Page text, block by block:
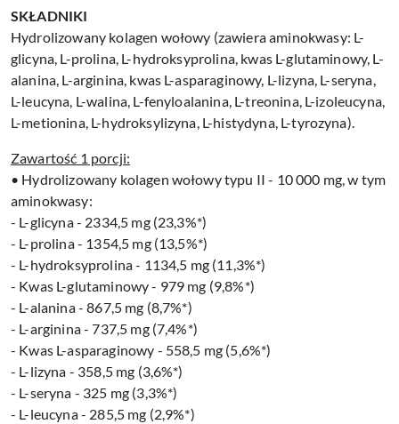
SKŁADNIKI
Hydrolizowany kolagen wołowy (zawiera aminokwasy: L-
glicyna, L-prolina, L-hydroksyprolina, kwas L-glutaminowy, L-
alanina, L-arginina, kwas L-asparaginowy, L-lizyna, L-seryna,
L-leucyna, L-walina, L-fenyloalanina, L-treonina, L-izoleucyna,
L-metionina, L-hydroksylizyna, L-histydyna, L-tyrozyna).
Zawartość 1 porcji:
• Hydrolizowany kolagen wołowy typu II - 10 000 mg, w tym
aminokwasy:
- L-glicyna - 2334,5 mg (23,3%*)
- L-prolina - 1354,5 mg (13,5%*)
- L-hydroksyprolina - 1134,5 mg (11,3%*)
- Kwas L-glutaminowy - 979 mg (9,8%*)
- L-alanina - 867,5 mg (8,7%*)
- L-arginina - 737,5 mg (7,4%*)
- Kwas L-asparaginowy - 558,5 mg (5,6%*)
- L-lizyna - 358,5 mg (3,6%*)
- L-seryna - 325 mg (3,3%*)
- L-leucyna - 285,5 mg (2,9%*)